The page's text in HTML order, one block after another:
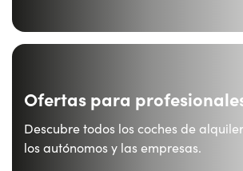
Ofertas para
Descubre todos los coches de
los autónomos y las empresas.